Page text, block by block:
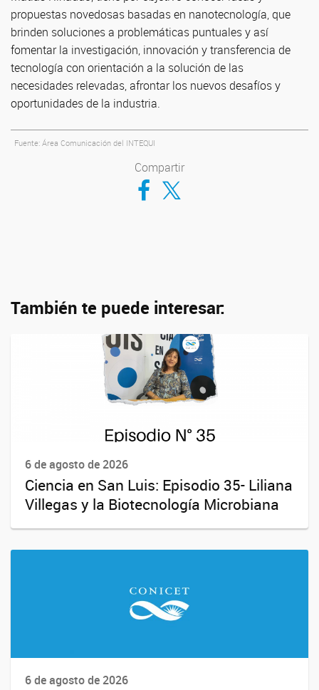
propuestas novedosas basadas en nanotecnología, que
brinden soluciones a problemáticas puntuales y así
fomentar la investigación, innovación y transferencia de
tecnología con orientación a la solución de las
necesidades relevadas, afrontar los nuevos desafíos y
oportunidades de la industria.
Fuente: Área Comunicación del INTEQUI
Compartir
Compartir en Facebook
Compartir en Twitter
También te puede interesar:
6 de agosto de 2026
Ciencia en San Luis: Episodio 35- Liliana
Villegas y la Biotecnología Microbiana
6 de agosto de 2026